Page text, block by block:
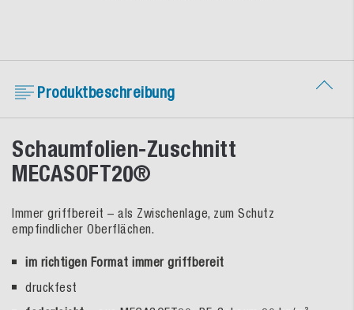
Produktbeschreibung
Schaumfolien-Zuschnitt
MECASOFT20®
Immer griffbereit – als Zwischenlage, zum Schutz
empfindlicher Oberflächen.
im richtigen Format immer griffbereit
druckfest